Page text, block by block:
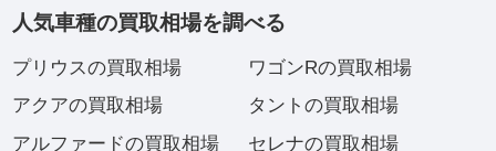
人気車種の買取相場を調べる
プリウスの買取相場
アクアの買取相場
アルファードの買取相場
ワゴンRの買取相場
タントの買取相場
セレナの買取相場